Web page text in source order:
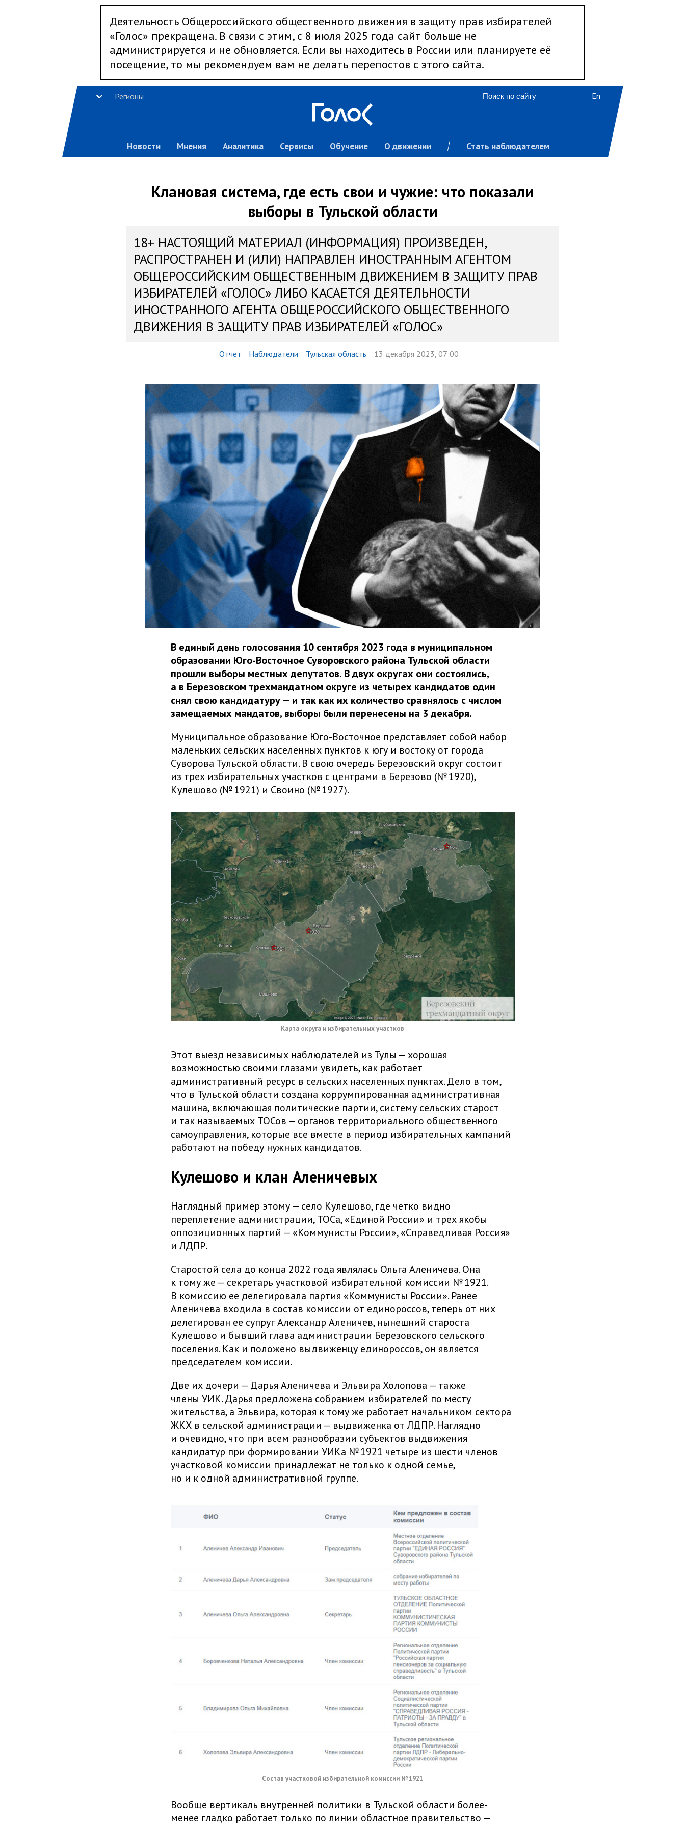
Деятельность Общероссийского общественного движения в защиту прав избирателей
«Голос» прекращена. В связи с этим, с 8 июля 2025 года сайт больше не
администрируется и не обновляется. Если вы находитесь в России или планируете её
посещение, то мы рекомендуем вам не делать перепостов с этого сайта.
Регионы
Новости Мнения Аналитика Сервисы Обучение О движении Стать наблюдателем
En
Клановая система, где есть свои и чужие: что показали
выборы в Тульской области
18+ НАСТОЯЩИЙ МАТЕРИАЛ (ИНФОРМАЦИЯ) ПРОИЗВЕДЕН,
РАСПРОСТРАНЕН И (ИЛИ) НАПРАВЛЕН ИНОСТРАННЫМ АГЕНТОМ
ОБЩЕРОССИЙСКИМ ОБЩЕСТВЕННЫМ ДВИЖЕНИЕМ В ЗАЩИТУ ПРАВ
ИЗБИРАТЕЛЕЙ «ГОЛОС» ЛИБО КАСАЕТСЯ ДЕЯТЕЛЬНОСТИ
ИНОСТРАННОГО АГЕНТА ОБЩЕРОССИЙСКОГО ОБЩЕСТВЕННОГО
ДВИЖЕНИЯ В ЗАЩИТУ ПРАВ ИЗБИРАТЕЛЕЙ «ГОЛОС»
Отчет Наблюдатели Тульская область 13 декабря 2023, 07:00
В единый день голосования 10 сентября 2023 года в муниципальном
образовании Юго-Восточное Суворовского района Тульской области
прошли выборы местных депутатов. В двух округах они состоялись,
а в Березовском трехмандатном округе из четырех кандидатов один
снял свою кандидатуру — и так как их количество сравнялось с числом
замещаемых мандатов, выборы были перенесены на 3 декабря.
Муниципальное образование Юго-Восточное представляет собой набор
маленьких сельских населенных пунктов к югу и востоку от города
Суворова Тульской области. В свою очередь Березовский округ состоит
из трех избирательных участков с центрами в Березово (№ 1920),
Кулешово (№ 1921) и Своино (№ 1927).
Карта округа и избирательных участков
Этот выезд независимых наблюдателей из Тулы — хорошая
возможностью своими глазами увидеть, как работает
административный ресурс в сельских населенных пунктах. Дело в том,
что в Тульской области создана коррумпированная административная
машина, включающая политические партии, систему сельских старост
и так называемых ТОСов — органов территориального общественного
самоуправления, которые все вместе в период избирательных кампаний
работают на победу нужных кандидатов.
Кулешово и клан Аленичевых
Наглядный пример этому — село Кулешово, где четко видно
переплетение администрации, ТОСа, «Единой России» и трех якобы
оппозиционных партий — «Коммунисты России», «Справедливая Россия»
и ЛДПР.
Старостой села до конца 2022 года являлась Ольга Аленичева. Она
к тому же — секретарь участковой избирательной комиссии № 1921.
В комиссию ее делегировала партия «Коммунисты России». Ранее
Аленичева входила в состав комиссии от единороссов, теперь от них
делегирован ее супруг Александр Аленичев, нынешний староста
Кулешово и бывший глава администрации Березовского сельского
поселения. Как и положено выдвиженцу единороссов, он является
председателем комиссии.
Две их дочери — Дарья Аленичева и Эльвира Холопова — также
члены УИК. Дарья предложена собранием избирателей по месту
жительства, а Эльвира, которая к тому же работает начальником сектора
ЖКХ в сельской администрации — выдвиженка от ЛДПР. Наглядно
и очевидно, что при всем разнообразии субъектов выдвижения
кандидатур при формировании УИКа № 1921 четыре из шести членов
участковой комиссии принадлежат не только к одной семье,
но и к одной административной группе.
Состав участковой избирательной комиссии № 1921
Вообще вертикаль внутренней политики в Тульской области более-
менее гладко работает только по линии областное правительство —